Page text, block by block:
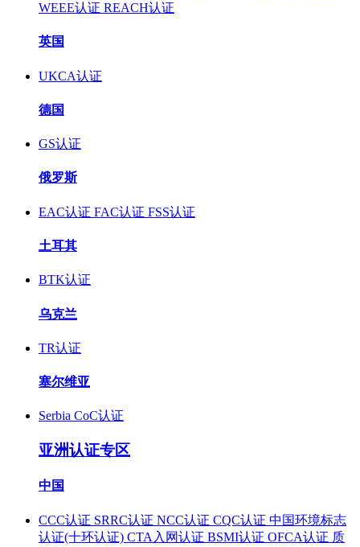
WEEE认证 REACH认证
英国
UKCA认证
德国
GS认证
俄罗斯
EAC认证 FAC认证 FSS认证
土耳其
BTK认证
乌克兰
TR认证
塞尔维亚
Serbia CoC认证
亚洲认证专区
中国
CCC认证 SRRC认证 NCC认证 CQC认证 中国环境标志
认证(十环认证) CTA入网认证 BSMI认证 OFCA认证 质